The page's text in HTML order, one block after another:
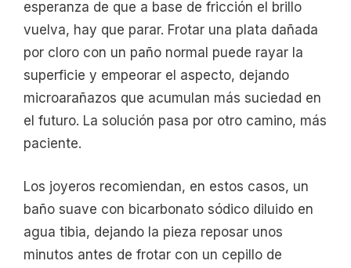
esperanza de que a base de fricción el brillo
vuelva, hay que parar. Frotar una plata dañada
por cloro con un paño normal puede rayar la
superficie y empeorar el aspecto, dejando
microarañazos que acumulan más suciedad en
el futuro. La solución pasa por otro camino, más
paciente.
Los joyeros recomiendan, en estos casos, un
baño suave con bicarbonato sódico diluido en
agua tibia, dejando la pieza reposar unos
minutos antes de frotar con un cepillo de